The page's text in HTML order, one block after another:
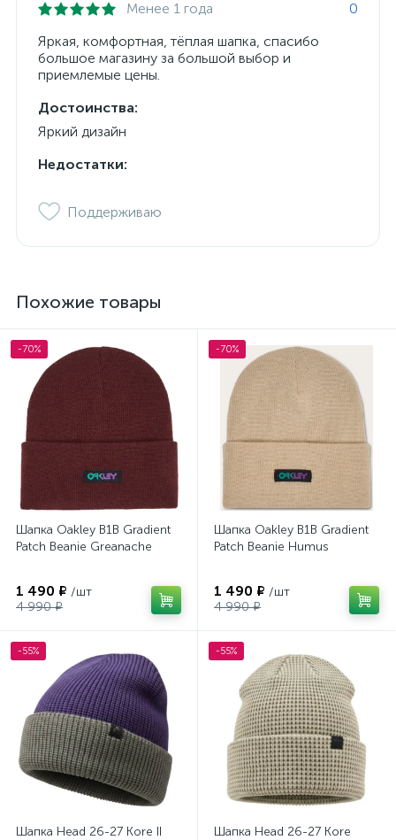
Менее 1 года
0
Яркая, комфортная, тёплая шапка, спасибо
большое магазину за большой выбор и
приемлемые цены.
Достоинства:
Яркий дизайн
Недостатки:
Поддерживаю
Похожие товары
-70%
Шапка Oakley B1B Gradient
Patch Beanie Greanache
1 490 ₽ /шт
4 990 ₽
-70%
Шапка Oakley B1B Gradient
Patch Beanie Humus
1 490 ₽ /шт
4 990 ₽
-55%
Шапка Head 26-27 Kore II
-55%
Шапка Head 26-27 Kore